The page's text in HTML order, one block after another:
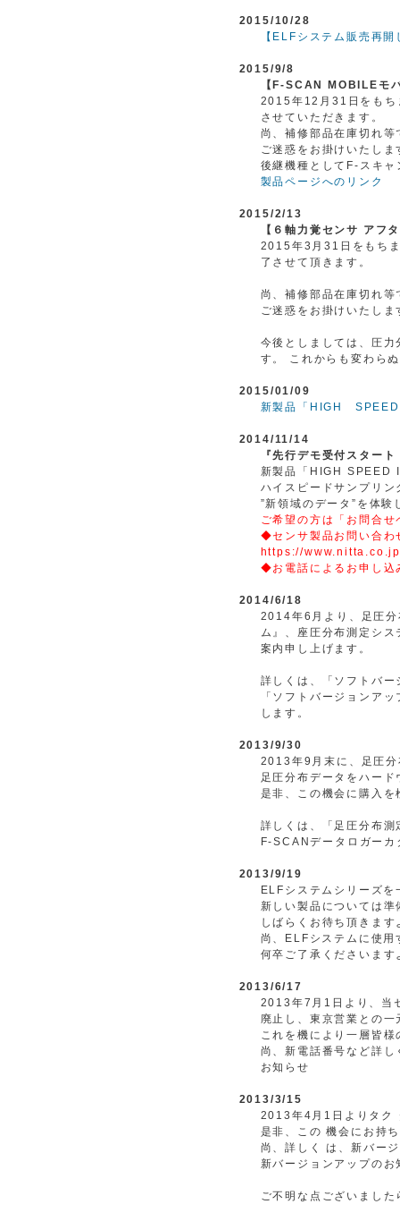
2015/10/28
【ELFシステム販売再
2015/9/8
【F-SCAN MOBILEモ
2015年12月31日をもち
させていただきます。
尚、補修部品在庫切れ
ご迷惑をお掛けいたし
後継機種としてF-スキ
製品ページへのリンク
2015/2/13
【６軸力覚センサ アフ
2015年3月31日をもち
了させて頂きます。
尚、補修部品在庫切れ
ご迷惑をお掛けいたし
今後としましては、圧
す。 これからも変わら
2015/01/09
新製品「HIGH
2014/11/14
『先行デモ受付スタート
新製品「HIGH SPEED
ハイスピードサンプリ
”新領域のデータ”を体験
ご希望の方は
「お問合
◆センサ製品お問い合わ
https://
◆お電話によるお申し
2014/6/18
2014年6月より、足圧
ム』、座圧分布測定シ
案内申し上げます。
詳しくは、「ソフトバ
「ソフトバージョンア
します。
2013/9/30
2013年9月末に、足圧分
足圧分布データをハー
是非、この機会に購入
詳しくは、「足圧分布
F-SCANデータロガー
2013/9/19
ELFシステムシリーズ
新しい製品については
しばらくお待ち頂きま
尚、ELFシステムに使用
何卒ご了承くださいま
2013/6/17
2013年7月1日より、当
廃止し、東京営業との
これを機により一層皆
尚、新電話番号など詳
お知らせ
2013/3/15
2013年4月1日よりタク
是非、この 機会にお持
尚、詳しく は、新バー
新バージョンアップの
ご不明な点ございまし